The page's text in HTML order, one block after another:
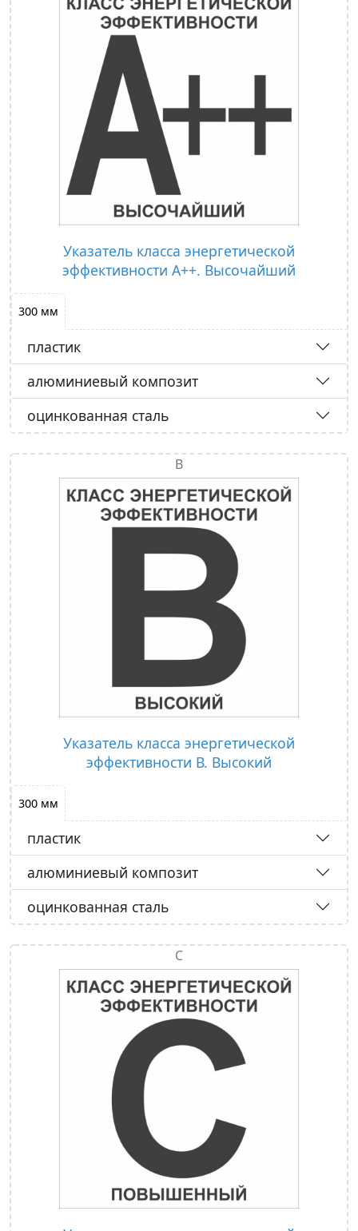
Указатель класса энергетической
эффективности А++. Высочайший
300 мм
пластик
алюминиевый композит
оцинкованная сталь
В
Указатель класса энергетической
эффективности В. Высокий
300 мм
пластик
алюминиевый композит
оцинкованная сталь
С